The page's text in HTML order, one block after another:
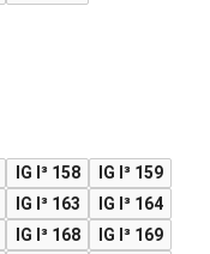
IG I³ 158
IG I³ 159
IG I³ 163
IG I³ 164
IG I³ 168
IG I³ 169